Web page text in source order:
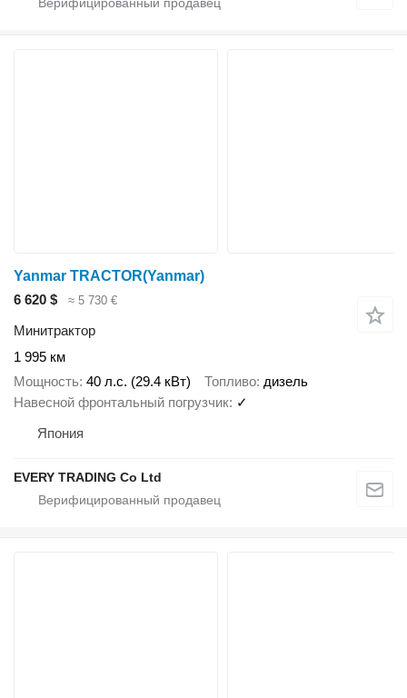
Yanmar TRACTOR(Yanmar)
6 620 $
≈ 5 730 €
Минитрактор
1 995 км
Мощность 40 л.с. (29.4 кВт) Топливо дизель
Навесной фронтальный погрузчик ✓
Япония
EVERY TRADING Co Ltd